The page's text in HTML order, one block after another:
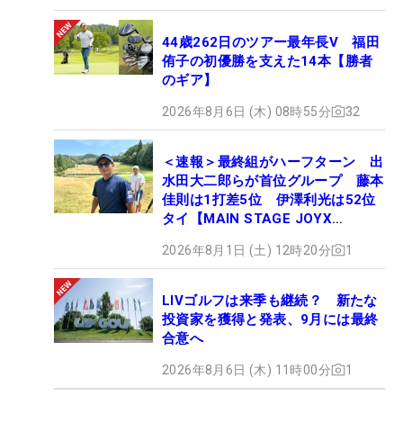
44歳262日のツアー最年長V 福田
侑子の初優勝を支えた14本【勝者
のギア】
2026年8月6日 (木) 08時55分 32
＜速報＞最終組がハーフターン 出
水田大二郎らが首位グループ 藤本
佳則は1打差5位 伊澤利光は52位
タイ【MAIN STAGE JOYX
2026年8月1日 (土) 12時20分 1
LIVゴルフは来季も継続？ 新たな
投資家を獲得と発表、9月には最終
合意へ
2026年8月6日 (木) 11時00分 1